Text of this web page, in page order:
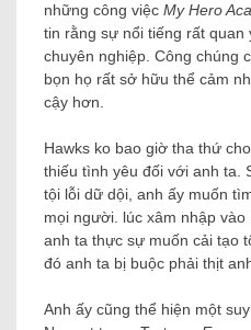
những công việc My Hero
tin rằng sự nổi tiếng rất
chuyên nghiệp. Công chúng
bọn họ rất sở hữu thể cảm
cậy hơn.
Hawks ko bao giờ tha thứ
thiếu tình yêu đối với anh ta.
tội lỗi dữ dội, anh ấy muốn
mọi người. lúc xâm nhập
anh ta thực sự muốn cải tạo
đó anh ta bị buộc phải thịt
Anh ấy cũng thể hiện một